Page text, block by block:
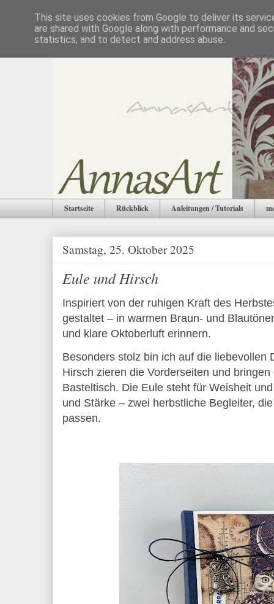
Startseite Rückblick Anleitungen / Tutorials
Samstag, 25. Oktober 2025
Eule und Hirsch
Inspiriert von der ruhigen Kraft des
gestaltet – in warmen Braun- und
und klare Oktoberluft erinnern.
Besonders stolz bin ich auf die liebevollen
Hirsch zieren die Vorderseiten und
Basteltisch. Die Eule steht für Weisheit
und Stärke – zwei herbstliche Begleiter,
passen.
This site uses cookies from Google to deliver its
are shared with Google along with performance and
statistics, and to detect and address abuse.